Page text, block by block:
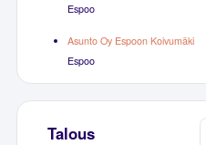
Espoo
Asunto Oy Espoon Koivumäki
Espoo
Talous